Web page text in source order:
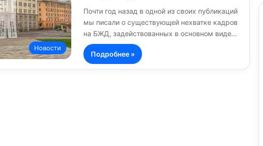
Новости
Почти год назад в одной из своих публикаций
мы писали о существующей нехватке кадров
на БЖД, задействованных в основном виде…
Подробнее »